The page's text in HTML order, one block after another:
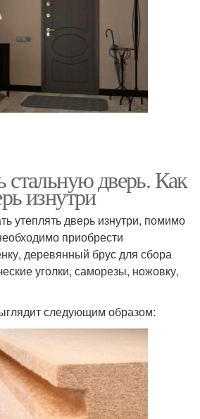
стальную дверь. Как
изнутри
утеплять дверь изнутри, помимо
приобрести
деревянный брус для сбора
уголки, саморезы, ножовку,
следующим образом: